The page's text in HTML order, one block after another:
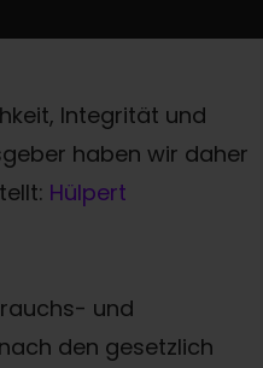
Integrität und
haben wir daher
Hülpert
und
den gesetzlich